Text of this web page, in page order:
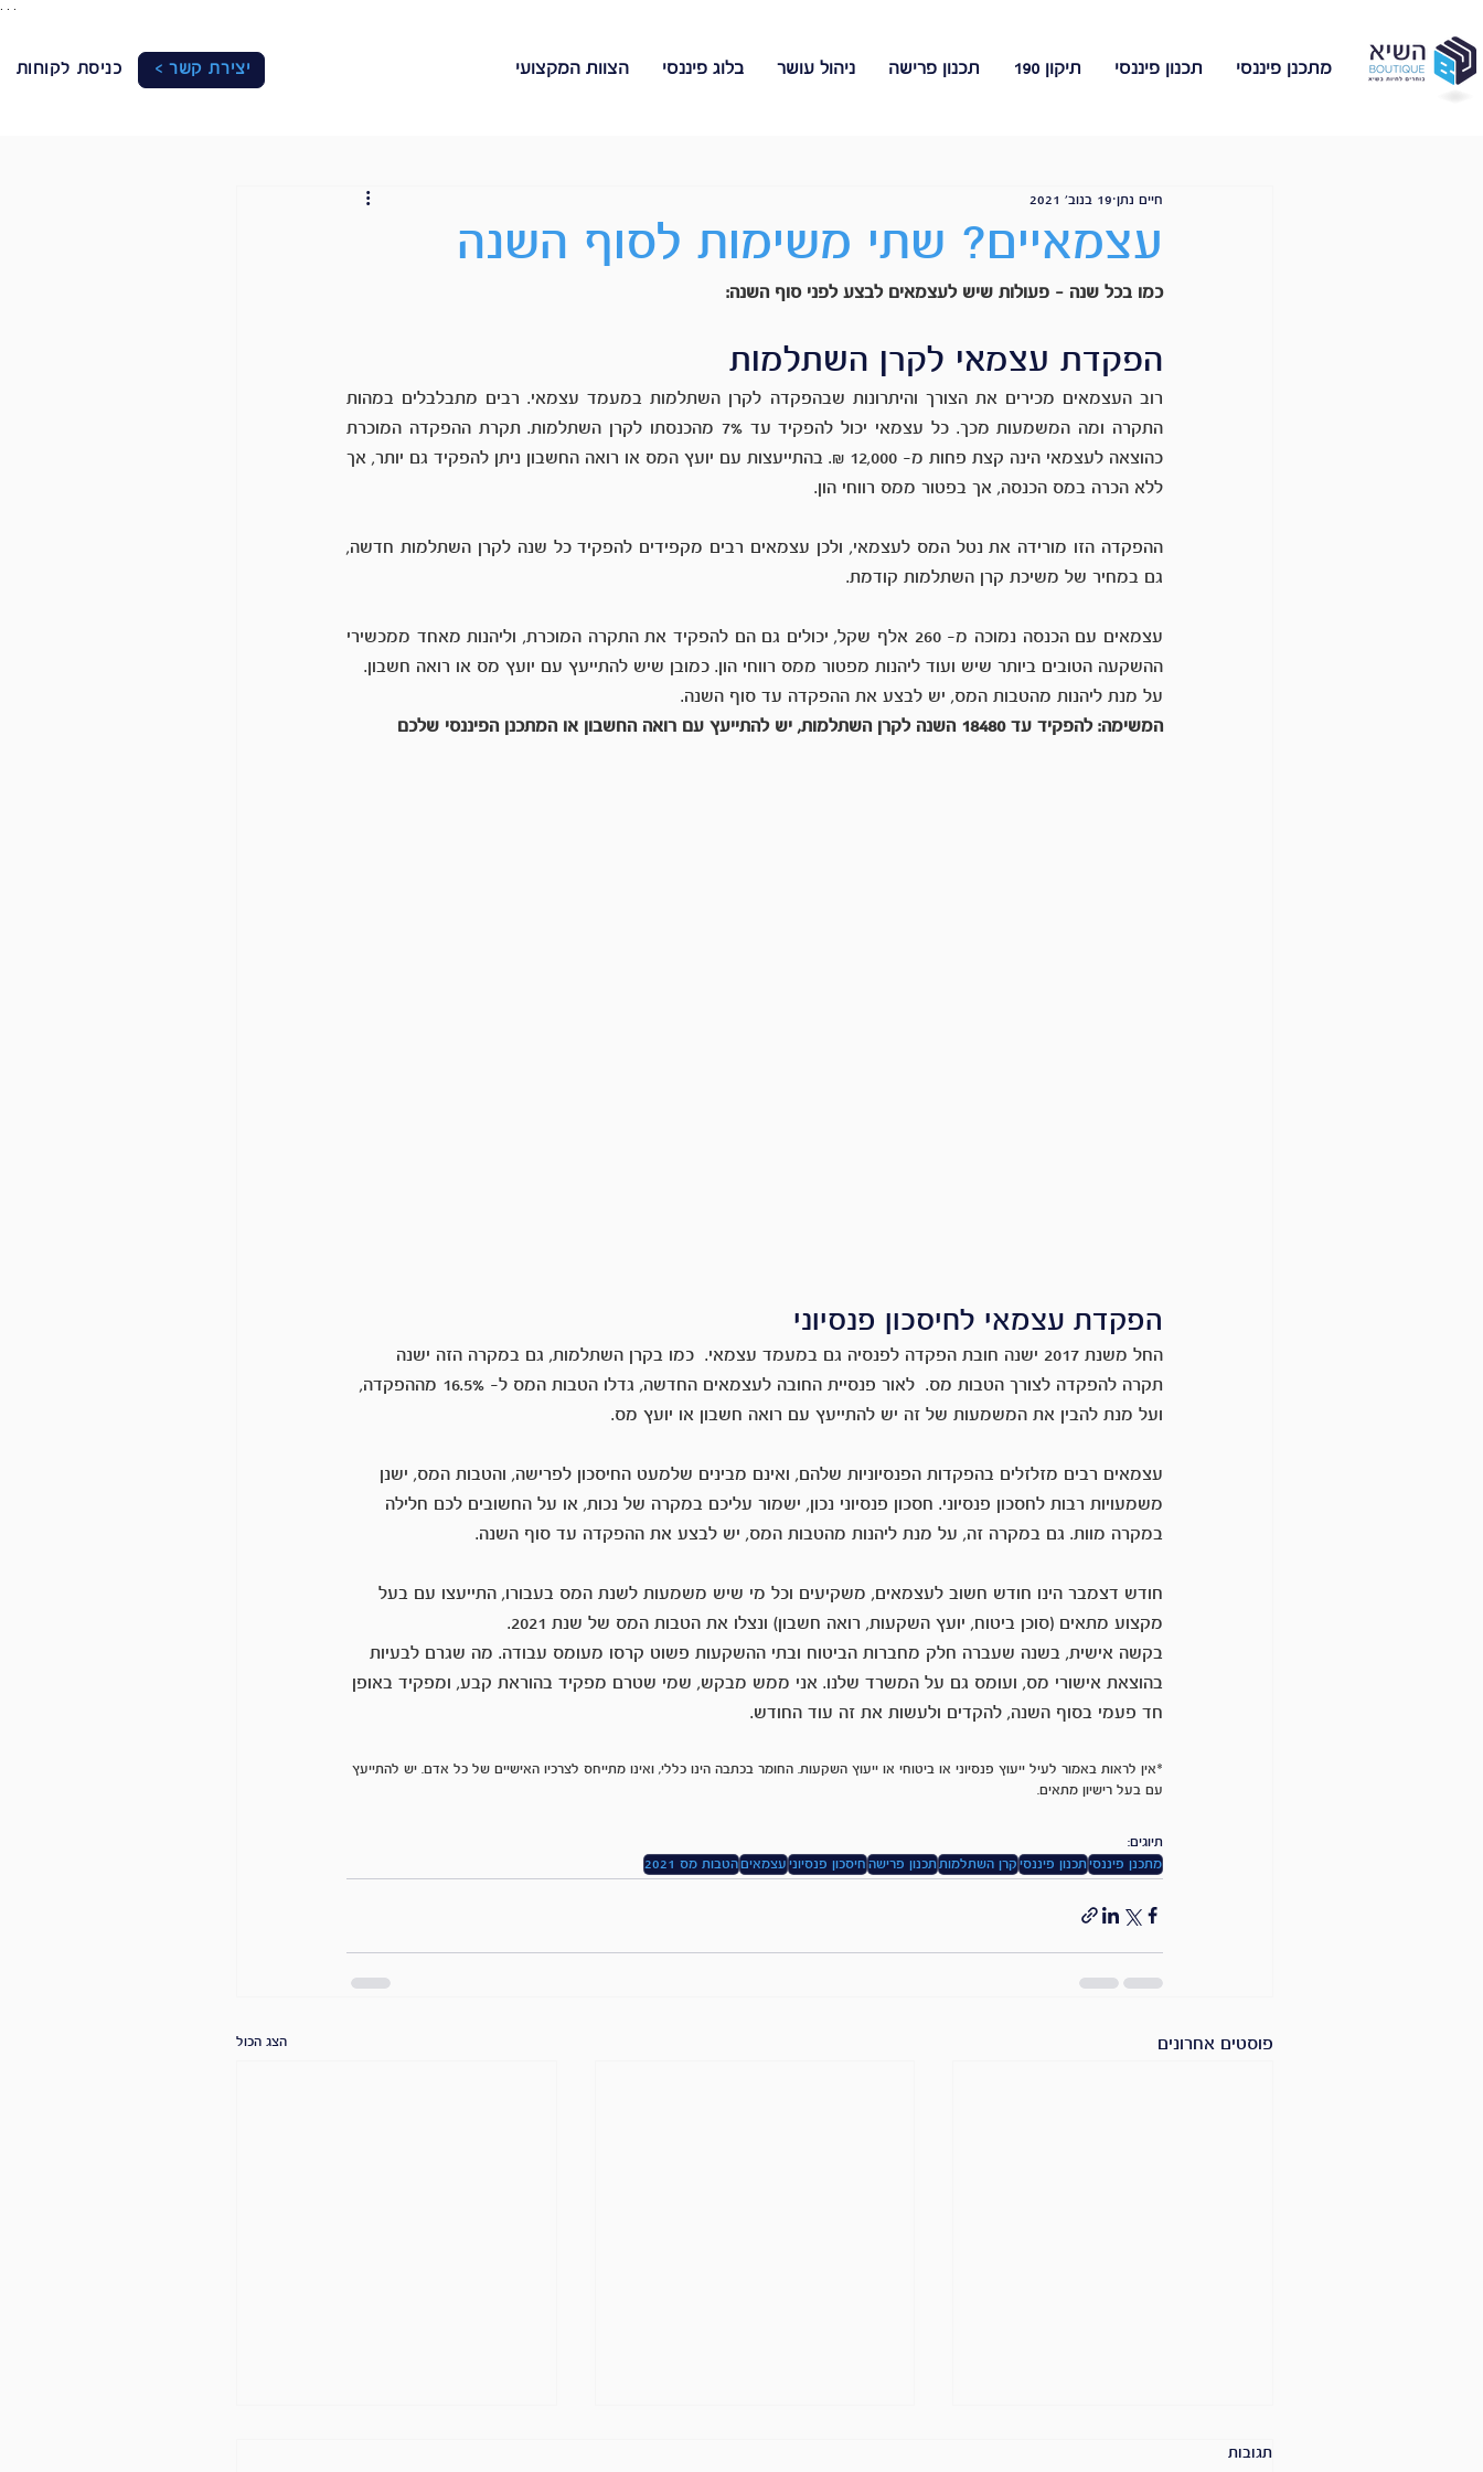
כניסת לקוחות יצירת קשר > מתכנן פיננסי תכנון פיננסי תיקון 190 תכנון פרישה ניהול עושר בלוג פיננסי הצוות המקצועי
עצמאיים? שתי משימות לסוף השנה
חיים נתן 19 בנוב׳ 2021
כמו בכל שנה – פעולות שיש לעצמאים לבצע לפני סוף השנה:
הפקדת עצמאי לקרן השתלמות
ללא הכרה במס הכנסה, אך בפטור ממס רווחי הון.
גם במחיר של משיכת קרן השתלמות קודמת.
ההשקעה הטובים ביותר שיש ועוד ליהנות מפטור ממס רווחי הון. כמובן שיש להתייעץ עם יועץ מס או רואה חשבון.
על מנת ליהנות מהטבות המס, יש לבצע את ההפקדה עד סוף השנה.
המשימה: להפקיד עד 18480 השנה לקרן השתלמות, יש להתייעץ עם רואה החשבון או המתכנן הפיננסי שלכם
הפקדת עצמאי לחיסכון פנסיוני
החל משנת 2017 ישנה חובת הפקדה לפנסיה גם במעמד עצמאי.  כמו בקרן השתלמות, גם במקרה הזה ישנה
תקרה להפקדה לצורך הטבות מס.  לאור פנסיית החובה לעצמאים החדשה, גדלו הטבות המס ל- 16.5% מההפקדה,
ועל מנת להבין את המשמעות של זה יש להתייעץ עם רואה חשבון או יועץ מס.
עצמאים רבים מזלזלים בהפקדות הפנסיוניות שלהם, ואינם מבינים שלמעט החיסכון לפרישה, והטבות המס, ישנן
משמעויות רבות לחסכון פנסיוני. חסכון פנסיוני נכון, ישמור עליכם במקרה של נכות, או על החשובים לכם חלילה
במקרה מוות. גם במקרה זה, על מנת ליהנות מהטבות המס, יש לבצע את ההפקדה עד סוף השנה.
חודש דצמבר הינו חודש חשוב לעצמאים, משקיעים וכל מי שיש משמעות לשנת המס בעבורו, התייעצו עם בעל
מקצוע מתאים (סוכן ביטוח, יועץ השקעות, רואה חשבון) ונצלו את הטבות המס של שנת 2021.
בקשה אישית, בשנה שעברה חלק מחברות הביטוח ובתי ההשקעות פשוט קרסו מעומס עבודה. מה שגרם לבעיות
בהוצאת אישורי מס, ועומס גם על המשרד שלנו. אני ממש מבקש, שמי שטרם מפקיד בהוראת קבע, ומפקיד באופן
חד פעמי בסוף השנה, להקדים ולעשות את זה עוד החודש.
*אין לראות באמור לעיל ייעוץ פנסיוני או ביטוחי או ייעוץ השקעות. החומר בכתבה הינו כללי, ואינו מתייחס לצרכיו האישיים של כל אדם. יש להתייעץ
עם בעל רישיון מתאים.
תיוגים:
מתכנן פיננסי תכנון פיננסי קרן השתלמות תכנון פרישה חיסכון פנסיוני עצמאיםהטבות מס 2021
פוסטים אחרונים הצג הכול
תגובות